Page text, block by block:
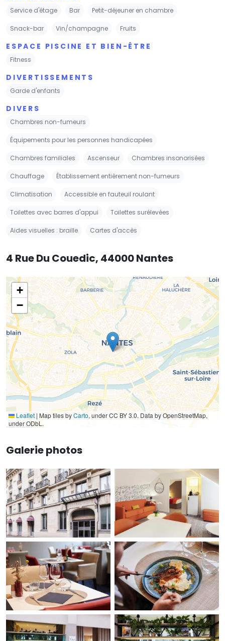
Service d'étage Bar Petit-déjeuner en chambre
Snack-bar Vin/champagne Fruits
ESPACE PISCINE ET BIEN-ÊTRE
Fitness
DIVERTISSEMENTS
Garde d'enfants
DIVERS
Chambres non-fumeurs
Équipements pour les personnes handicapées
Chambres familiales Ascenseur Chambres insonorisées
Chauffage Établissement entièrement non-fumeurs
Climatisation Accessible en fauteuil roulant
Toilettes avec barres d'appui Toilettes surélevées
Aides visuelles : braille Cartes d'accès
4 Rue Du Couedic, 44000 Nantes
+
−
Leaflet | Map tiles byCarto, under CC BY 3.0. Data by OpenStreetMap,
under ODbL.
Galerie photos